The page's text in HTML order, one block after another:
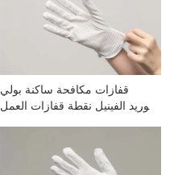
قفازات مكافحة ساكنة بولي
كلوريد الفينيل نقطة قفازات العمل